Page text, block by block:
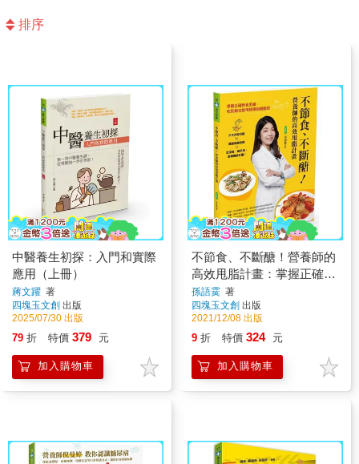
排序
中醫養生初探：入門和實際
應用（上冊）
蔣文躍 著
四塊玉文創 出版
2025/07/30 出版
79 折 特價 379 元
加入購物車
不節食、不斷醣！營養師的
高效甩脂計畫：掌握正確飲
食思維，吃到飽也能甩掉頑
固體脂肪
孫語霙 著
四塊玉文創 出版
2021/12/08 出版
9 折 特價 324 元
加入購物車